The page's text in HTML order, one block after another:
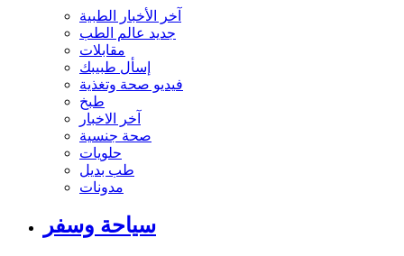
آخر الأخبار الطبية
جديد عالم الطب
مقابلات
إسأل طبيبك
فيديو صحة وتغذية
طبخ
آخر الاخبار
صحة جنسية
حلويات
طب بديل
مدونات
سياحة وسفر